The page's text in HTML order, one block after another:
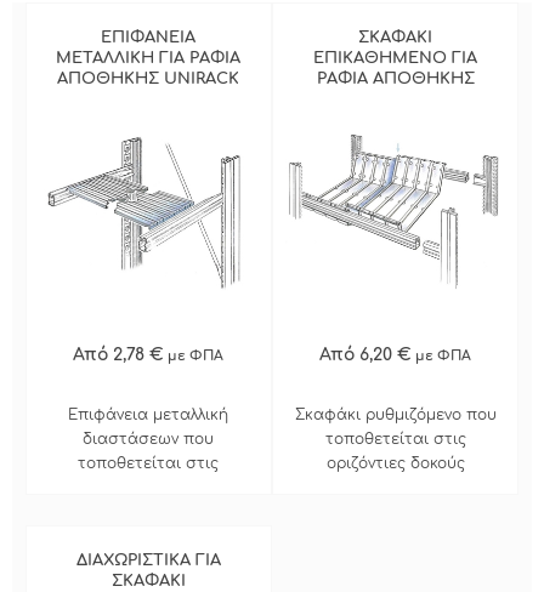
ΕΠΙΦΑΝΕΙΑ
ΜΕΤΑΛΛΙΚΗ ΓΙΑ ΡΑΦΙΑ
ΑΠΟΘΗΚΗΣ UNIRACK
Από 2,78 € με ΦΠΑ
Επιφάνεια μεταλλική
διαστάσεων που
τοποθετείται στις
ΣΚΑΦΑΚΙ
ΕΠΙΚΑΘΗΜΕΝΟ ΓΙΑ
ΡΑΦΙΑ ΑΠΟΘΗΚΗΣ
Από 6,20 € με ΦΠΑ
Σκαφάκι ρυθμιζόμενο που
τοποθετείται στις
οριζόντιες δοκούς
ΔΙΑΧΩΡΙΣΤΙΚΑ ΓΙΑ
ΣΚΑΦΑΚΙ